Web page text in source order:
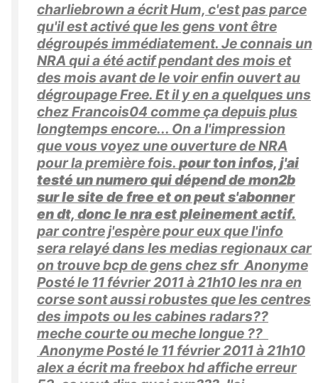
charliebrown a écrit Hum, c'est pas parce
qu'il est activé que les gens vont être
dégroupés immédiatement. Je connais un
NRA qui a été actif pendant des mois et
des mois avant de le voir enfin ouvert au
dégroupage Free. Et il y en a quelques uns
chez Francois04 comme ça depuis plus
longtemps encore... On a l'impression
que vous voyez une ouverture de NRA
pour la première fois. pour ton infos, j'ai
testé un numero qui dépend de mon2b
sur le site de free et on peut s'abonner
en dt, donc le nra est pleinement actif.
par contre j'espère pour eux que l'info
sera relayé dans les medias regionaux car
on trouve bcp de gens chez sfr Anonyme
Posté le 11 février 2011 à 21h10 les nra en
corse sont aussi robustes que les centres
des impots ou les cabines radars??
meche courte ou meche longue ??
Anonyme Posté le 11 février 2011 à 21h10
alex a écrit ma freebox hd affiche erreur